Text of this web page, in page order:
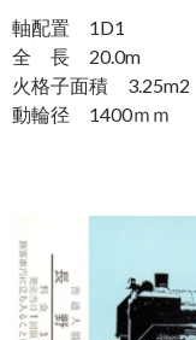
軸配置 1D1 ボ
全 長 20.0m
火格子面積
動輪径 1400ｍ